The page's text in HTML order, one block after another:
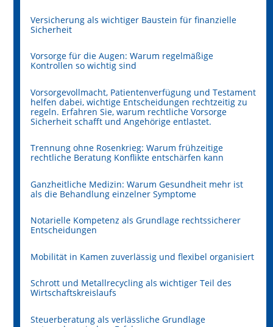
Versicherung als wichtiger Baustein für finanzielle
Sicherheit
Vorsorge für die Augen: Warum regelmäßige
Kontrollen so wichtig sind
Vorsorgevollmacht, Patientenverfügung und Testament
helfen dabei, wichtige Entscheidungen rechtzeitig zu
regeln. Erfahren Sie, warum rechtliche Vorsorge
Sicherheit schafft und Angehörige entlastet.
Trennung ohne Rosenkrieg: Warum frühzeitige
rechtliche Beratung Konflikte entschärfen kann
Ganzheitliche Medizin: Warum Gesundheit mehr ist
als die Behandlung einzelner Symptome
Notarielle Kompetenz als Grundlage rechtssicherer
Entscheidungen
Mobilität in Kamen zuverlässig und flexibel organisiert
Schrott und Metallrecycling als wichtiger Teil des
Wirtschaftskreislaufs
Steuerberatung als verlässliche Grundlage